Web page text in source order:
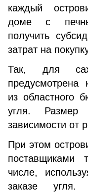
каждый
доме с
получить
затрат на
Так, для
предусмотрена
из областного
угля.
зависимости от
При этом
поставщиками
числе,
заказе